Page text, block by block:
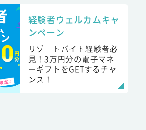
経験者ウェルカムキャ
ンペーン
リゾートバイト経験者必
見！3万円分の電子マネ
ーギフトをGETするチャ
ンス！